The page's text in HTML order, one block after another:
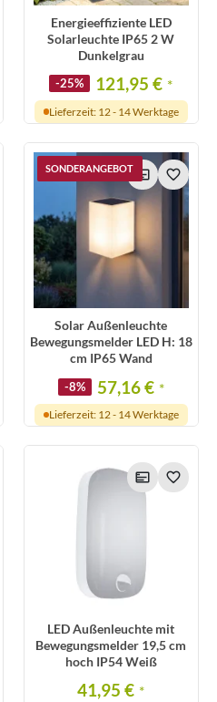
Energieeffiziente LED
Solarleuchte IP65 2 W
Dunkelgrau
-25% 121,95 € *
Lieferzeit: 12 - 14 Werktage
SONDERANGEBOT
Solar Außenleuchte
Bewegungsmelder LED H: 18
cm IP65 Wand
-8% 57,16 € *
Lieferzeit: 12 - 14 Werktage
LED Außenleuchte mit
Bewegungsmelder 19,5 cm
hoch IP54 Weiß
41,95 € *